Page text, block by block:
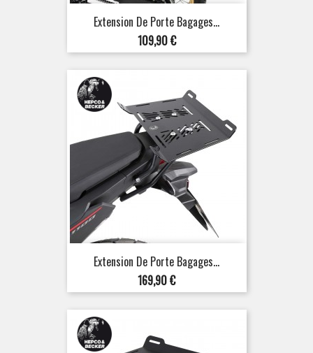
Extension De Porte Bagages...
Prix
109,90 €
Extension De Porte Bagages...
Prix
169,90 €